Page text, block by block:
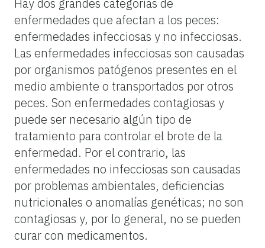
enfermedades que afectan a los peces:
enfermedades infecciosas y no infecciosas.
Las enfermedades infecciosas son causadas
por organismos patógenos presentes en el
medio ambiente o transportados por otros
peces. Son enfermedades contagiosas y
puede ser necesario algún tipo de
tratamiento para controlar el brote de la
enfermedad. Por el contrario, las
enfermedades no infecciosas son causadas
por problemas ambientales, deficiencias
nutricionales o anomalías genéticas; no son
contagiosas y, por lo general, no se pueden
curar con medicamentos.